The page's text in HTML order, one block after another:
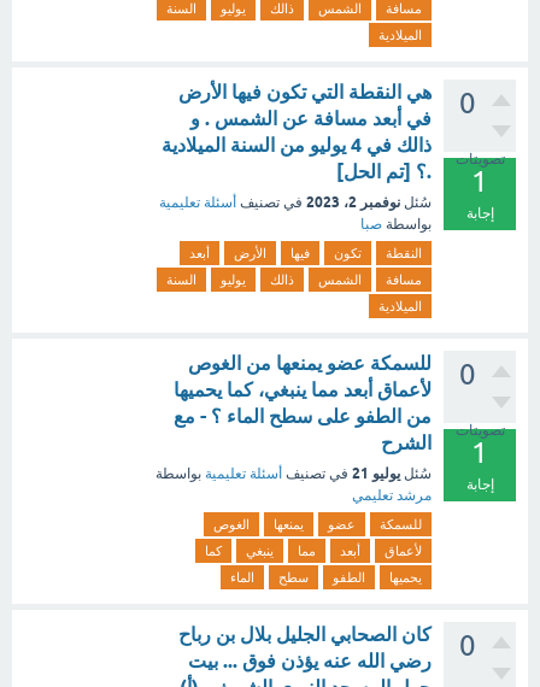
مسافة
الشمس ذالك يوليو
السنة
الميلادية
0
تصويتات
1
إجابة
هي النقطة التي تكون فيها الأرض
في أبعد مسافة عن الشمس . و
ذالك في 4 يوليو من السنة الميلادية
.؟ [تم الحل]
سُئل نوفمبر 2، 2023 في تصنيف أسئلة تعليمية
بواسطة صبا
النقطة تكون فيها الأرض
أبعد
مسافة
الشمس ذالك يوليو
السنة
الميلادية
0
تصويتات
1
إجابة
للسمكة عضو يمنعها من الغوص
لأعماق أبعد مما ينبغي، كما يحميها
من الطفو على سطح الماء ؟ - مع
الشرح
سُئل يوليو 21 في تصنيف أسئلة تعليمية بواسطة
مرشد تعليمي
للسمكة عضو يمنعها
الغوص
لأعماق
أبعد مما ينبغي
كما
يحميها
الطفو سطح الماء
0
كان الصحابي الجليل بلال بن رباح
رضي الله عنه يؤذن فوق ... بيت